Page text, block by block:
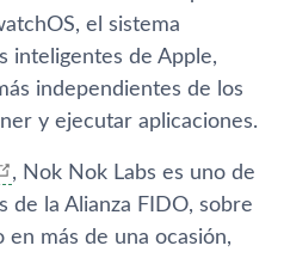
el sistema
inteligentes de Apple,
independientes de los
y ejecutar aplicaciones.
, Nok Nok Labs es uno de
de la Alianza FIDO, sobre
en más de una ocasión,